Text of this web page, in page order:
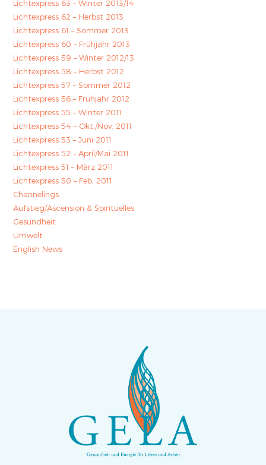
Lichtexpress 63 – Winter 2013/14
Lichtexpress 62 – Herbst 2013
Lichtexpress 61 – Sommer 2013
Lichtexpress 60 – Frühjahr 2013
Lichtexpress 59 – Winter 2012/13
Lichtexpress 58 – Herbst 2012
Lichtexpress 57 – Sommer 2012
Lichtexpress 56 – Frühjahr 2012
Lichtexpress 55 – Winter 2011
Lichtexpress 54 – Okt./Nov. 2011
Lichtexpress 53 – Juni 2011
Lichtexpress 52 – April/Mai 2011
Lichtexpress 51 – März 2011
Lichtexpress 50 – Feb. 2011
Channelings
Aufstieg/Ascension & Spirituelles
Gesundheit
Umwelt
English News